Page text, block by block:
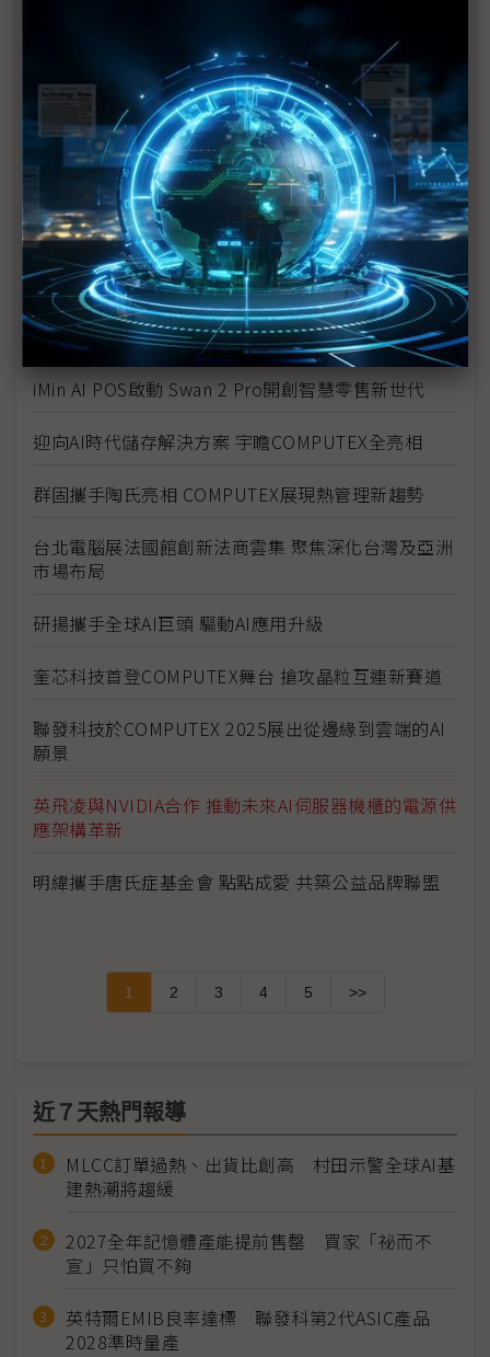
達明透過NVIDIA Omniverse打造智慧工廠AI檢測方案
WeLink Solutions圓滿參展COMPUTEX 展現智慧邊
緣AI嵌入式技術領先實力
Amphenol ACS參展COMPUTEX 2025圓滿落幕 AI
連接解決方案引千人湧入關注
COMPUTEX看見儲存新未來 江波龍以創新技術重塑
AI終端架構
DEEPX致力於為邊緣運算提供高效能、低成本的AI晶
片解決方案
iMin AI POS啟動 Swan 2 Pro開創智慧零售新世代
迎向AI時代儲存解決方案 宇瞻COMPUTEX全亮相
群固攜手陶氏亮相 COMPUTEX展現熱管理新趨勢
台北電腦展法國館創新法商雲集 聚焦深化台灣及亞洲
市場布局
研揚攜手全球AI巨頭 驅動AI應用升級
奎芯科技首登COMPUTEX舞台 搶攻晶粒互連新賽道
聯發科技於COMPUTEX 2025展出從邊緣到雲端的AI
願景
英飛凌與NVIDIA合作 推動未來AI伺服器機櫃的電源供
應架構革新
明緯攜手唐氏症基金會 點點成愛 共築公益品牌聯盟
1 2 3 4 5 >>
近７天熱門報導
MLCC訂單過熱、出貨比創高 村田示警全球AI基
建熱潮將趨緩
2027全年記憶體產能提前售罄 買家「祕而不
宣」只怕買不夠
英特爾EMIB良率達標 聯發科第2代ASIC產品
2028準時量產